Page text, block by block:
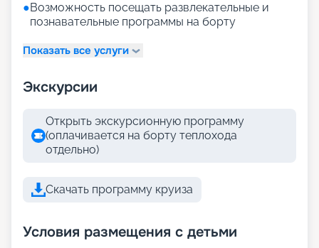
●Возможность посещать развлекательные и
познавательные программы на борту
Показать все услуги
Экскурсии
Открыть экскурсионную программу
(оплачивается на борту теплохода
отдельно)
Скачать программу круиза
Условия размещения с детьми